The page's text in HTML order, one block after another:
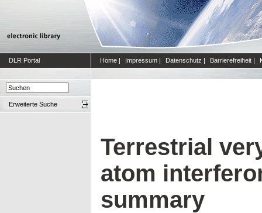
DLR Portal Home | Impressum | Datenschutz | Barrierefreiheit |
Erweiterte Suche
Terrestrial
atom
summary